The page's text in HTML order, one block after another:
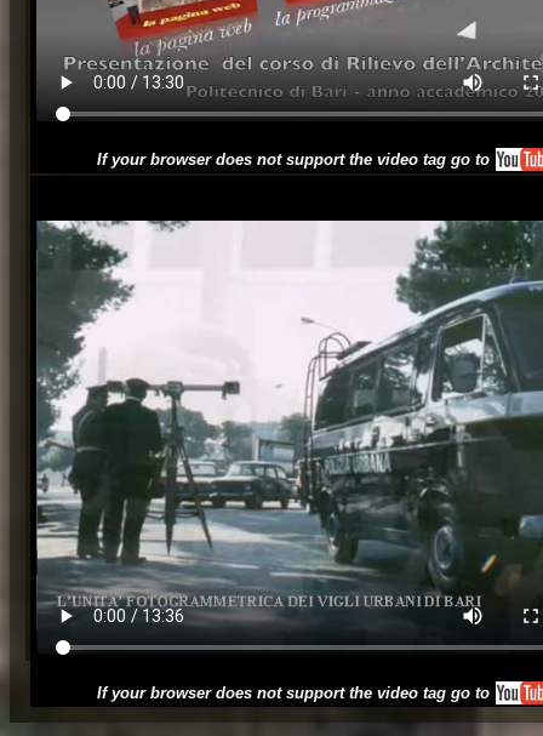
If your browser does not support the video tag go to
If your browser does not support the video tag go to